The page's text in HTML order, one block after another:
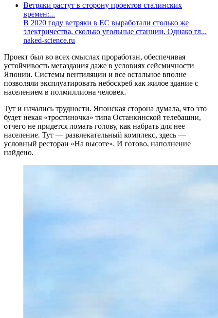
Ветряки растут в сторону проектов сталинских
времен:...
В 2020 году ветряки в ЕС выработали столько же
электричества, сколько угольные станции. Однако гл...
naked-science.ru
Проект был во всех смыслах проработан, обеспечивая
устойчивость мегаздания даже в условиях сейсмичности
Японии. Системы вентиляции и все остальное вполне
позволяли эксплуатировать небоскреб как жилое здание с
населением в полмиллиона человек.
Тут и начались трудности. Японская сторона думала, что это
будет некая «тростиночка» типа Останкинской телебашни,
отчего не придется ломать голову, как набрать для нее
население. Тут — развлекательный комплекс, здесь —
условный ресторан «На высоте». И готово, наполнение
найдено.